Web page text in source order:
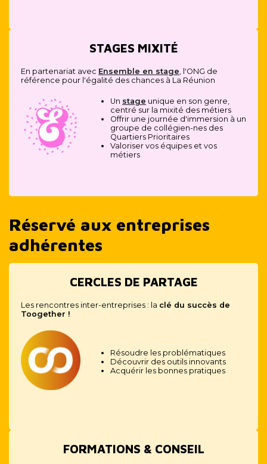
STAGES MIXITÉ
En partenariat avec Ensemble en stage, l'ONG de
référence pour l'égalité des chances à La Réunion
Un stage unique en son genre,
centré sur la mixité des métiers
Offrir une journée d'immersion à un
groupe de collégien-nes des
Quartiers Prioritaires
Valoriser vos équipes et vos
métiers
Réservé aux entreprises
adhérentes
CERCLES DE PARTAGE
Les rencontres inter-entreprises : la clé du succès de
Toogether !
Résoudre les problématiques
Découvrir des outils innovants
Acquérir les bonnes pratiques
FORMATIONS & CONSEIL